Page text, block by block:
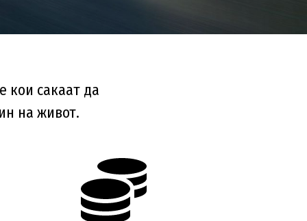
кои сакаат да
на живот.